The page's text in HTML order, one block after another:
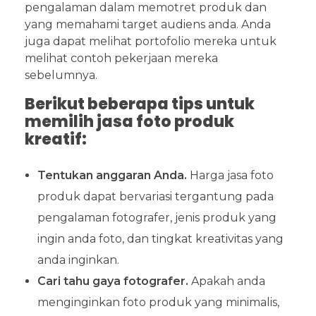
pengalaman dalam memotret produk dan
yang memahami target audiens anda. Anda
juga dapat melihat portofolio mereka untuk
melihat contoh pekerjaan mereka
sebelumnya.
Berikut beberapa tips untuk
memilih jasa foto produk
kreatif:
Tentukan anggaran Anda. Harga jasa foto
produk dapat bervariasi tergantung pada
pengalaman fotografer, jenis produk yang
ingin anda foto, dan tingkat kreativitas yang
anda inginkan.
Cari tahu gaya fotografer. Apakah anda
menginginkan foto produk yang minimalis,